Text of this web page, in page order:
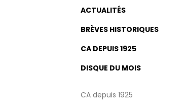
ACTUALITÉS
BRÈVES HISTORIQUES
CA DEPUIS 1925
DISQUE DU MOIS
CA depuis 1925